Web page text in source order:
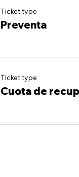
Ticket type
Preventa
Ticket type
Cuota de